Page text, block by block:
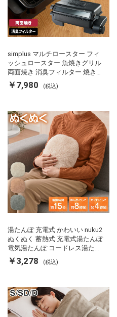
simplus マルチロースター フィ
ッシュロースター 魚焼きグリル
両面焼き 消臭フィルター 焼き魚
両面ヒーター タイマー付き SP-
FRS01 マットブラック シンプラ
￥7,980 (税込)
湯たんぽ 充電式 かわいい nuku2
ぬくぬく 蓄熱式 充電式湯たんぽ
電気湯たんぽ コードレス湯たん
ぽ エコ 節電 節約 省エネ 充電式
エコ電気あんか EWT-2143 スリ
￥3,278 (税込)